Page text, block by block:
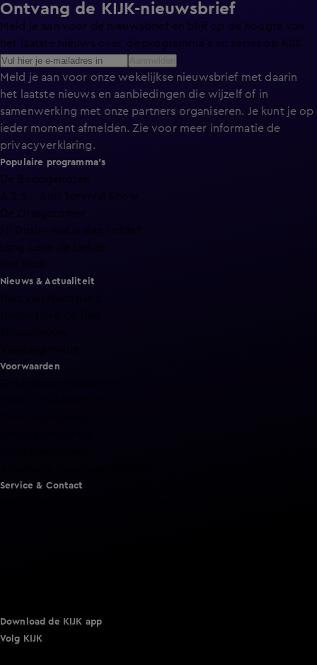
Ontvang de KIJK-nieuwsbrief
Meld je aan voor de nieuwsbrief en blijf op de hoogte van
het laatste nieuws over de programma’s en series op KIJK.
Meld je aan voor onze wekelijkse nieuwsbrief met daarin
het laatste nieuws en aanbiedingen die wijzelf of in
samenwerking met onze partners organiseren. Je kunt je op
ieder moment afmelden. Zie voor meer informatie de
privacyverklaring.
Populaire programma's
De Bondgenoten
A.S.S. - Anti Survival Show
De Oranjezomer
Mi Dushi: wat is dan liefde?
Lang Leve de Liefde
Nieuws & Actualiteit
Voorwaarden
Service & Contact
Download de KIJK app
Volg KIJK